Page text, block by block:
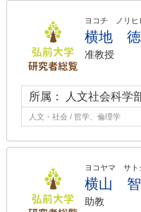
ヨコチ ノリヒ
横地
准教授
所属： 人文社会科学
人文・社会 / 哲学、倫理学
ヨコヤマ サト
横山
助教